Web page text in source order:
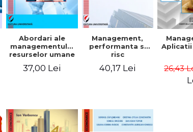
Abordari ale
managementului
resurselor umane
organizatiei
37,00 Lei
Management,
performanta si
risc
40,17 Lei 26,43